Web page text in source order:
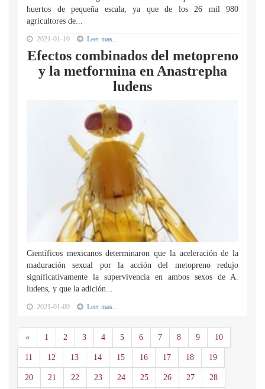
huertos de pequeña escala, ya que de los 26 mil 980
agricultores de...
2021-01-10 Leer mas...
Efectos combinados del metopreno
y la metformina en Anastrepha
ludens
Científicos mexicanos determinaron que la aceleración de la
maduración sexual por la acción del metopreno redujo
significativamente la supervivencia en ambos sexos de A.
ludens, y que la adición...
2021-01-09 Leer mas...
«Anterior
1 2 3 4 5 6 7 8 9 10
11 12 13 14 15 16 17 18 19
20 21 22 23 24 25 26 27 28